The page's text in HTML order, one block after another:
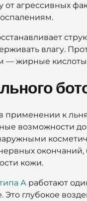
от агрессивных
влагу.
жирные
применении к
возможности
кожи.
А работают
Это глубокое